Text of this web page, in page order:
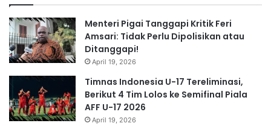
Menteri Pigai Tanggapi Kritik Feri
Amsari: Tidak Perlu Dipolisikan atau
Ditanggapi!
April 19, 2026
Timnas Indonesia U-17 Tereliminasi,
Berikut 4 Tim Lolos ke Semifinal Piala
AFF U-17 2026
April 19, 2026